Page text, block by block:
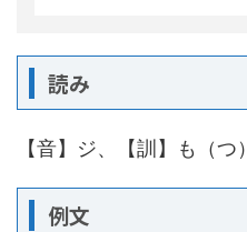
読み
【音】ジ、【訓】も（つ）
例文